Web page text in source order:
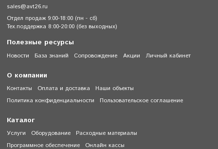
Полезные ресурсы
Новости База знаний Сопровождение Акции Личный кабинет
О компании
Контакты Оплата и доставка
Наши объекты
Политика конфиденциальности
Пользовательское соглашение
Каталог
Услуги Оборудование
Расходные материалы
Программное обеспечение
Онлайн кассы
sales@avt26.ru
Отдел продаж 9:00-18:00 (пн - сб)
Тех.поддержка 8:00-20:00 (без выходных)